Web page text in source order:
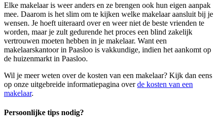
Elke makelaar is weer anders en ze brengen ook hun eigen aanpak
mee. Daarom is het slim om te kijken welke makelaar aansluit bij je
wensen. Je hoeft uiteraard over en weer niet de beste vrienden te
worden, maar je zult gedurende het proces een blind zakelijk
vertrouwen moeten hebben in je makelaar. Want een
makelaarskantoor in Paasloo is vakkundige, indien het aankomt op
de huizenmarkt in Paasloo.
Wil je meer weten over de kosten van een makelaar? Kijk dan eens
op onze uitgebreide informatiepagina overde kosten van een
makelaar.
Persoonlijke tips nodig?